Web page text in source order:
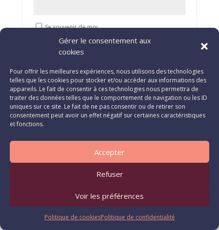
Gérer le consentement aux
cookies
Pour offrir les meilleures expériences, nous utilisons des technologies
telles que les cookies pour stocker et/ou accéder aux informations des
appareils. Le fait de consentir à ces technologies nous permettra de
traiter des données telles que le comportement de navigation ou les ID
uniques sur ce site. Le fait de ne pas consentir ou de retirer son
consentement peut avoir un effet négatif sur certaines caractéristiques
et fonctions.
Accepter
Refuser
Voir les préférences
Politique de cookiesPolitique de confidentialité
Se souvenir de moi
Identification
Mot de passe perdu ?
Politique de confidentialité
Politique de cookies (CA)